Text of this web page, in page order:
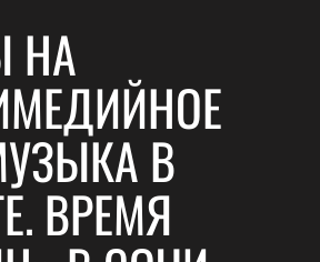
НА
В
ВРЕМЯ